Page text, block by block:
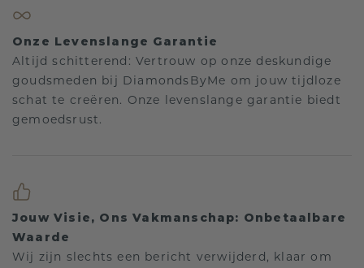
Onze Levenslange Garantie
Altijd schitterend: Vertrouw op onze deskundige
goudsmeden bij DiamondsByMe om jouw tijdloze
schat te creëren. Onze levenslange garantie biedt
gemoedsrust.
Jouw Visie, Ons Vakmanschap: Onbetaalbare
Waarde
Wij zijn slechts een bericht verwijderd, klaar om